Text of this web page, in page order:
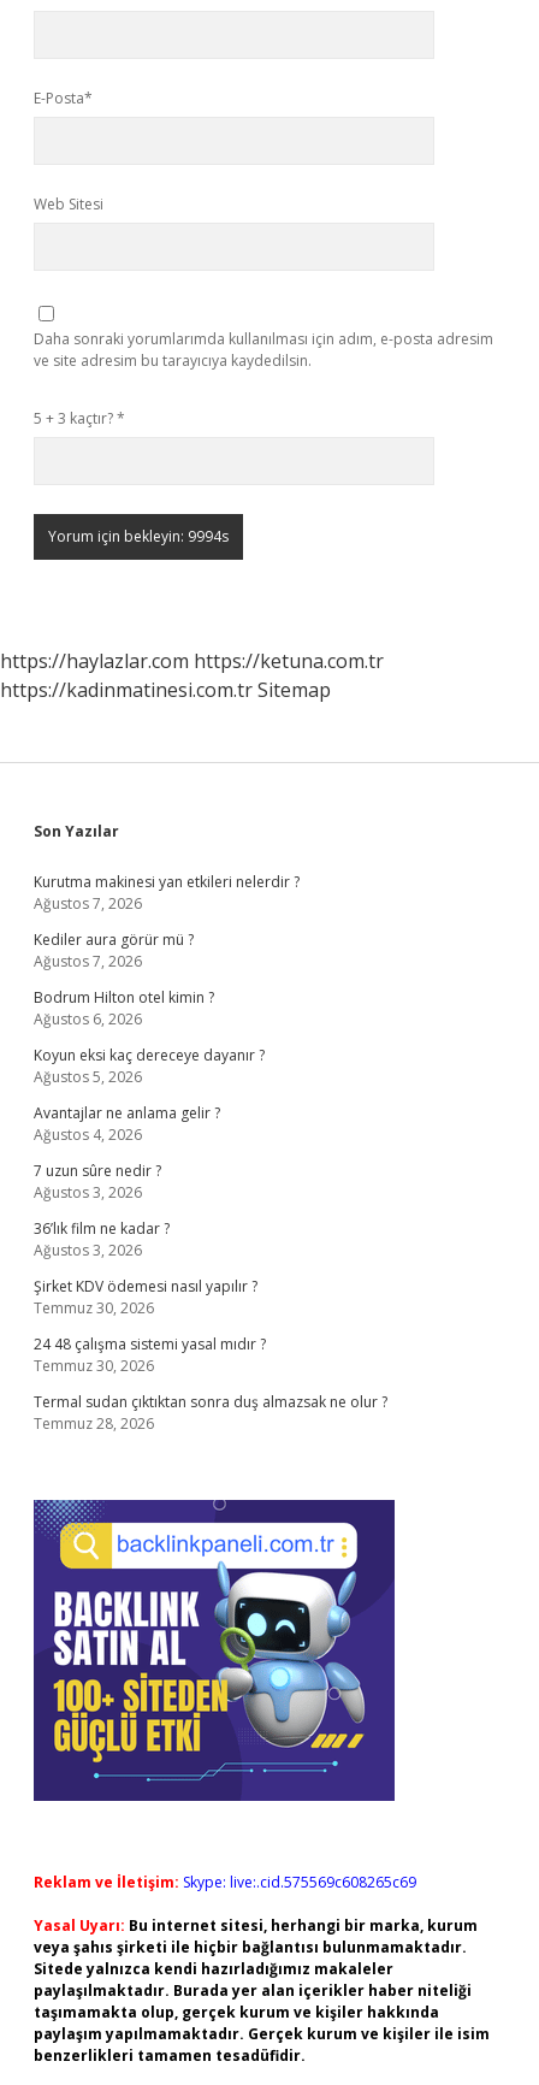
E-Posta*
Web Sitesi
Daha sonraki yorumlarımda kullanılması için adım, e-posta adresim
ve site adresim bu tarayıcıya kaydedilsin.
5 + 3 kaçtır?*
https://haylazlar.com https://ketuna.com.tr
https://kadinmatinesi.com.trSitemap
Sidebar
Son Yazılar
Kurutma makinesi yan etkileri nelerdir ?
Ağustos 7, 2026
Kediler aura görür mü ?
Ağustos 7, 2026
Bodrum Hilton otel kimin ?
Ağustos 6, 2026
Koyun eksi kaç dereceye dayanır ?
Ağustos 5, 2026
Avantajlar ne anlama gelir ?
Ağustos 4, 2026
7 uzun sûre nedir ?
Ağustos 3, 2026
36’lık film ne kadar ?
Ağustos 3, 2026
Şirket KDV ödemesi nasıl yapılır ?
Temmuz 30, 2026
24 48 çalışma sistemi yasal mıdır ?
Temmuz 30, 2026
Termal sudan çıktıktan sonra duş almazsak ne olur ?
Temmuz 28, 2026
Reklam ve İletişim: Skype: live:.cid.575569c608265c69
Yasal Uyarı: Bu internet sitesi, herhangi bir marka, kurum
veya şahıs şirketi ile hiçbir bağlantısı bulunmamaktadır.
Sitede yalnızca kendi hazırladığımız makaleler
paylaşılmaktadır. Burada yer alan içerikler haber niteliği
taşımamakta olup, gerçek kurum ve kişiler hakkında
paylaşım yapılmamaktadır. Gerçek kurum ve kişiler ile isim
benzerlikleri tamamen tesadüfidir.